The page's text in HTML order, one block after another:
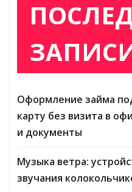
Оформление займа
карту без визита в
и документы
Музыка ветра:
звучания